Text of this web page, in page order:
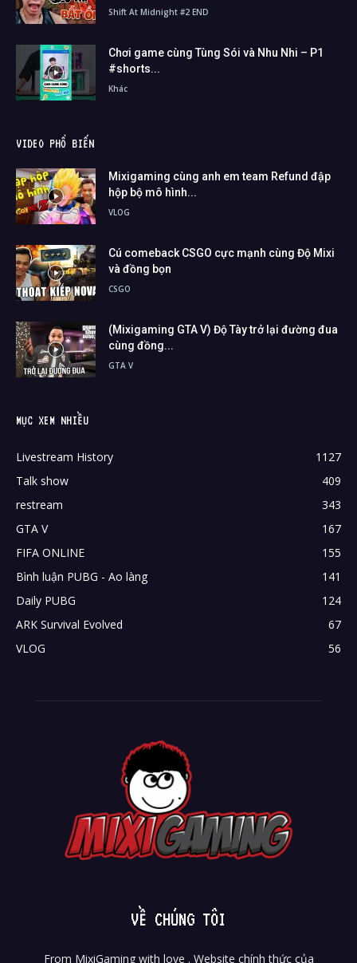
Shift At Midnight #2 END
Chơi game cùng Tùng Sói và Nhu Nhi – P1
#shorts...
Khác
VIDEO PHỔ BIẾN
Mixigaming cùng anh em team Refund đập
hộp bộ mô hình...
VLOG
Cú comeback CSGO cực mạnh cùng Độ Mixi
và đồng bọn
CSGO
(Mixigaming GTA V) Độ Tày trở lại đường đua
cùng đồng...
GTA V
MỤC XEM NHIỀU
Livestream History
1127
Talk show
409
restream
343
GTA V
167
FIFA ONLINE
155
Bình luận PUBG - Ao làng
141
Daily PUBG
124
ARK Survival Evolved
67
VLOG
56
VỀ CHÚNG TÔI
From MixiGaming with love . Website chính thức của